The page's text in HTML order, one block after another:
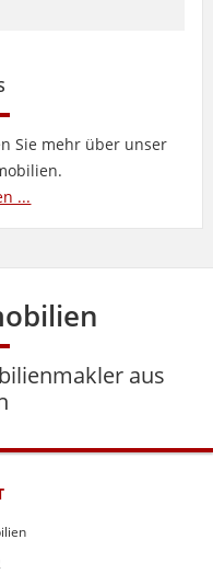
Sie mehr über unser
...
aus